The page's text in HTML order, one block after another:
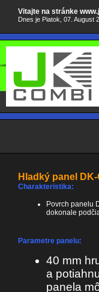
Vitajte na stránke
Dnes je Piatok, 07. August
Hladký panel DK-
Charakteristika:
Povrch panelu
dokonale
Parametre panelu:
40 mm
a
panela